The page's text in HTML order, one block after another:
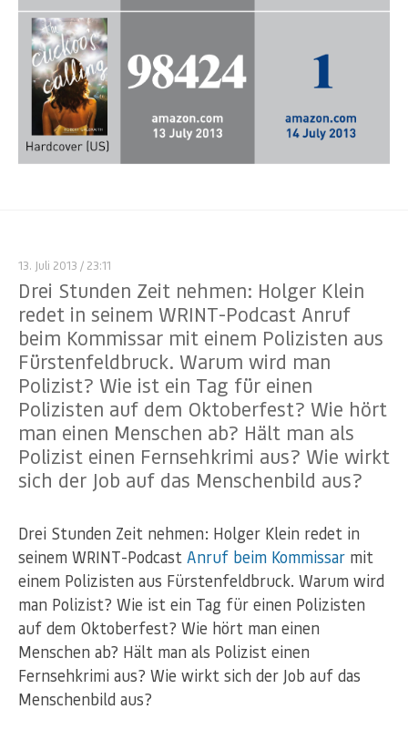
13. Juli 2013 / 23:11
Drei Stunden Zeit nehmen: Holger Klein
redet in seinem WRINT-Podcast Anruf
beim Kommissar mit einem Polizisten aus
Fürstenfeldbruck. Warum wird man
Polizist? Wie ist ein Tag für einen
Polizisten auf dem Oktoberfest? Wie hört
man einen Menschen ab? Hält man als
Polizist einen Fernsehkrimi aus? Wie wirkt
sich der Job auf das Menschenbild aus?
Drei Stunden Zeit nehmen: Holger Klein redet in
seinem WRINT-Podcast Anruf beim Kommissar mit
einem Polizisten aus Fürstenfeldbruck. Warum wird
man Polizist? Wie ist ein Tag für einen Polizisten
auf dem Oktoberfest? Wie hört man einen
Menschen ab? Hält man als Polizist einen
Fernsehkrimi aus? Wie wirkt sich der Job auf das
Menschenbild aus?